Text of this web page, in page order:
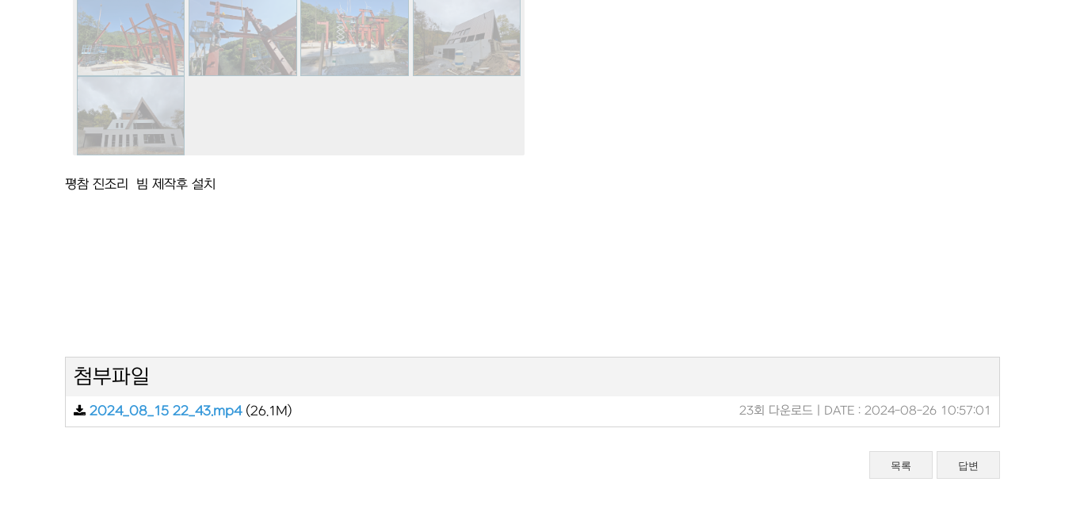
평참 진조리 빔 제작후 설치
첨부파일
2024_08_15 22_43.mp4(26.1M) 23회 다운로드 | DATE : 2024-08-26 10:57:01
목록 답변